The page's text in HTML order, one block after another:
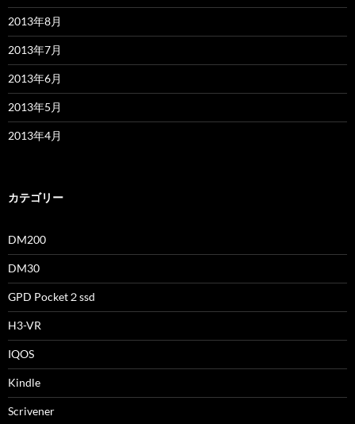
2013年8月
2013年7月
2013年6月
2013年5月
2013年4月
カテゴリー
DM200
DM30
GPD Pocket２ssd
H3-VR
IQOS
Kindle
Scrivener